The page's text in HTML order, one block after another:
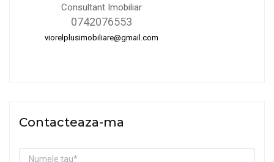
Consultant Imobiliar
0742076553
viorelplusimobiliare@gmail.com
Contacteaza-ma